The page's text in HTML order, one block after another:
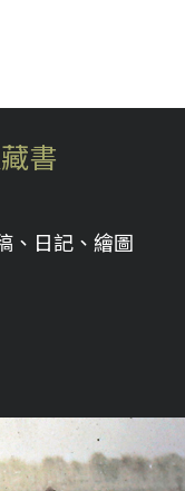
書
、日記、繪圖